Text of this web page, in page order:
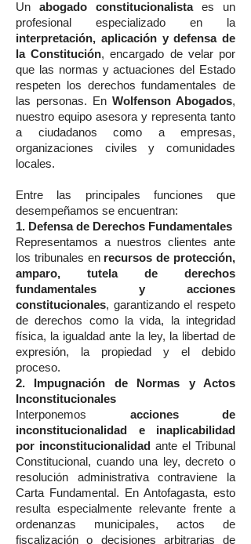
Un abogado constitucionalistaes un
profesional especializado en la
interpretación, aplicación y defensa de
la Constitución, encargado de velar por
que las normas y actuaciones del Estado
respeten los derechos fundamentales de
las personas. En Wolfenson Abogados,
nuestro equipo asesora y representa tanto
a ciudadanos como a empresas,
organizaciones civiles y comunidades
locales.
Entre las principales funciones que
desempeñamos se encuentran:
1. Defensa de Derechos Fundamentales
Representamos a nuestros clientes ante
los tribunales en recursos de protección,
amparo, tutela de derechos
fundamentales y acciones
constitucionales, garantizando el respeto
de derechos como la vida, la integridad
física, la igualdad ante la ley, la libertad de
expresión, la propiedad y el debido
proceso.
2. Impugnación de Normas y Actos
Inconstitucionales
Interponemos acciones de
inconstitucionalidad e inaplicabilidad
por inconstitucionalidad ante el Tribunal
Constitucional, cuando una ley, decreto o
resolución administrativa contraviene la
Carta Fundamental. En Antofagasta, esto
resulta especialmente relevante frente a
ordenanzas municipales, actos de
fiscalización o decisiones arbitrarias de